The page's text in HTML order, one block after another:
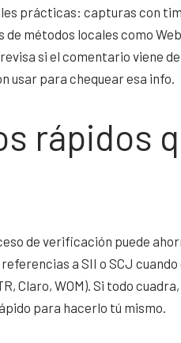
prácticas: capturas con
de métodos locales como
si el comentario viene
usar para chequear esa info.
rápidos
de verificación puede
a SII o SCJ
Claro, WOM). Si todo
para hacerlo tú mismo.